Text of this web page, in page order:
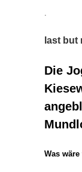
.
last
Die
Was